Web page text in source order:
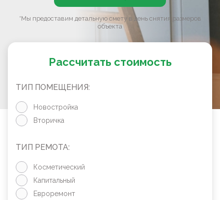
*Мы предоставим детальную смету в день снятия размеров
объекта
Рассчитать стоимость
ТИП ПОМЕЩЕНИЯ:
Новостройка
Вторичка
ТИП РЕМОТА:
Косметический
Капитальный
Евроремонт